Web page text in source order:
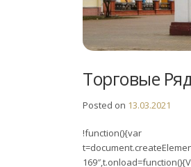
Торговые
Posted on 13.03.2021
!function(){var